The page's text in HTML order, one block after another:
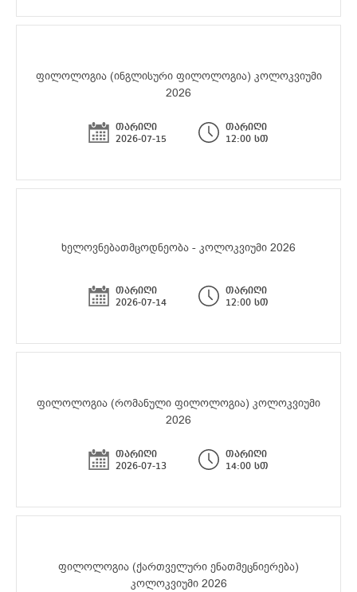
ფილოლოგია (ინგლისური ფილოლოგია) კოლოკვიუმი
2026
თარიღი
2026-07-15
თარიღი
12:00 სთ
ხელოვნებათმცოდნეობა - კოლოკვიუმი 2026
თარიღი
2026-07-14
თარიღი
12:00 სთ
ფილოლოგია (რომანული ფილოლოგია) კოლოკვიუმი
2026
თარიღი
2026-07-13
თარიღი
14:00 სთ
ფილოლოგია (ქართველური ენათმეცნიერება)
კოლოკვიუმი 2026